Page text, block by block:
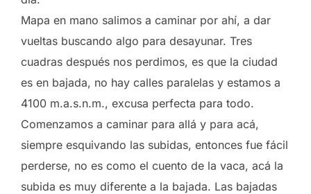
Mapa en mano salimos a caminar por ahí, a dar
vueltas buscando algo para desayunar. Tres
cuadras después nos perdimos, es que la ciudad
es en bajada, no hay calles paralelas y estamos a
4100 m.a.s.n.m., excusa perfecta para todo.
Comenzamos a caminar para allá y para acá,
siempre esquivando las subidas, entonces fue fácil
perderse, no es como el cuento de la vaca, acá la
subida es muy diferente a la bajada. Las bajadas